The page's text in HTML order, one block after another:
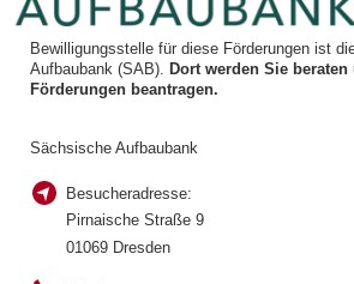
Bewilligungsstelle für diese Förderungen ist
Aufbaubank (SAB). Dort werden Sie
Förderungen beantragen.
Sächsische Aufbaubank
Besucheradresse:
Pirnaische Straße 9
01069 Dresden